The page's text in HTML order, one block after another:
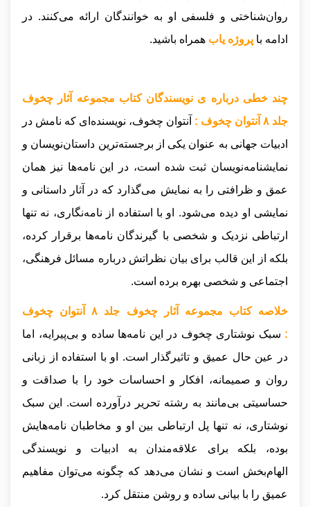
روان‌شناختی و فلسفی او به خوانندگان ارائه می‌کنند. در
ادامه با پروژه یاب همراه باشید.
چند خطی درباره ی نویسندگان کتاب مجموعه آثار چخوف
جلد ۸ آنتوان چخوف :
آنتوان چخوف، نویسنده‌ای که نامش در
ادبیات جهانی به عنوان یکی از برجسته‌ترین داستان‌نویسان و
نمایشنامه‌نویسان ثبت شده است، در این نامه‌ها نیز همان
عمق و ظرافتی را به نمایش می‌گذارد که در آثار داستانی و
نمایشی او دیده می‌شود. او با استفاده از نامه‌نگاری، نه تنها
ارتباطی نزدیک و شخصی با گیرندگان نامه‌ها برقرار کرده،
بلکه از این قالب برای بیان نظراتش درباره مسائل فرهنگی،
اجتماعی و شخصی بهره برده است.
خلاصه کتاب مجموعه آثار چخوف جلد ۸ آنتوان چخوف
: سبک نوشتاری چخوف در این نامه‌ها ساده و بی‌پیرایه، اما
در عین حال عمیق و تاثیرگذار است. او با استفاده از زبانی
روان و صمیمانه، افکار و احساسات خود را با صداقت و
حساسیتی بی‌مانند به رشته تحریر درآورده است. این سبک
نوشتاری، نه تنها پل ارتباطی بین او و مخاطبان نامه‌هایش
بوده، بلکه برای علاقه‌مندان به ادبیات و نویسندگی
الهام‌بخش است و نشان می‌دهد که چگونه می‌توان مفاهیم
عمیق را با بیانی ساده و روشن منتقل کرد.